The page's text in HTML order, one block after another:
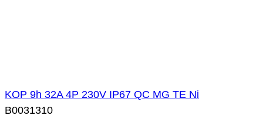
KOP 9h 32A 4P 230V IP67 QC MG TE Ni
B0031310